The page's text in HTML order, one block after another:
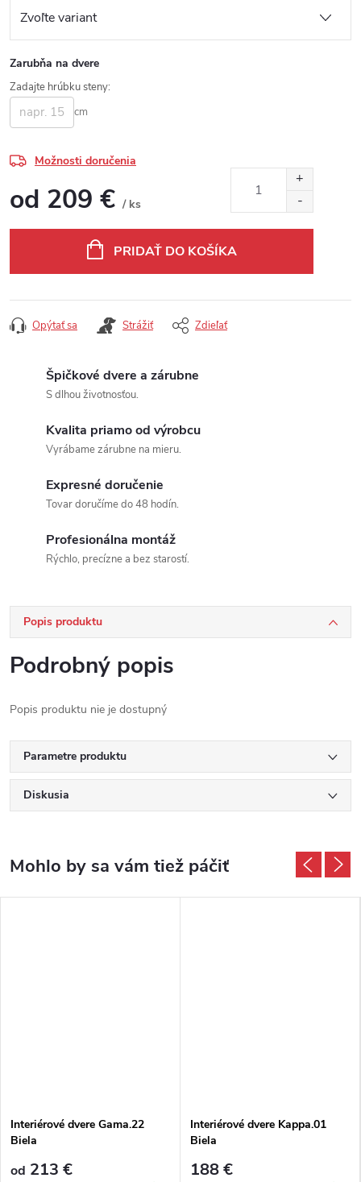
Zarubňa na dvere
Zadajte hrúbku steny:
cm
Možnosti doručenia
od 209 € / ks
PRIDAŤ DO KOŠÍKA
Opýtať sa Strážiť Zdieľať
Špičkové dvere a zárubne
S dlhou životnosťou.
Kvalita priamo od výrobcu
Vyrábame zárubne na mieru.
Expresné doručenie
Tovar doručíme do 48 hodín.
Profesionálna montáž
Rýchlo, precízne a bez starostí.
Popis produktu
Podrobný popis
Popis produktu nie je dostupný
Parametre produktu
Diskusia
Interiérové dvere Gama.22
Biela
od 213 €
Interiérové dvere Kappa.01
Biela
188 €